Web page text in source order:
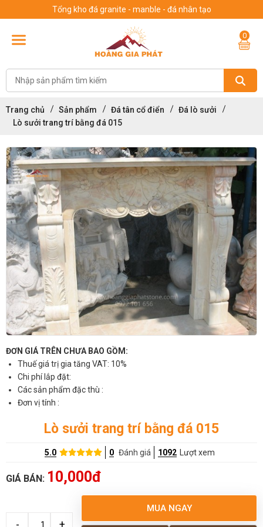
Tổng kho đá granite - manble - đá nhân tạo
0
Trang chủ Sản phẩm Đá tân cổ điển
Đá lò sưởi
Lò sưởi trang trí bằng đá 015
ĐƠN GIÁ TRÊN CHƯA BAO GỒM:
Thuế giá trị gia tăng VAT: 10%
Chi phí lắp đặt:
Các sản phẩm đặc thù :
Đơn vị tính :
Lò sưởi trang trí bằng đá 015
5.0 0 Đánh giá 1092 Lượt xem
GIÁ BÁN: 10,000đ
MUA NGAY